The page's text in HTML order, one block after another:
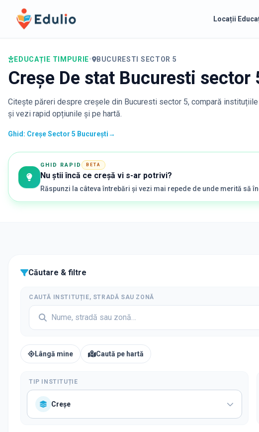
Edulio
Locații
EDUCAȚIE TIMPURIE• BUCURESTI SECTOR 5
Creșe De stat Bucuresti sector
Citește păreri despre creșele din Bucuresti sector 5, compară
și vezi rapid opțiunile și pe hartă.
Ghid: Creșe Sector 5 București→
GHID RAPID BETA
Nu știi încă ce creșă vi s-ar potrivi?
Răspunzi la câteva întrebări și vezi mai repede de unde merită să
Căutare & filtre
CAUTĂ INSTITUȚIE, STRADĂ SAU ZONĂ
Lângă mine Caută pe hartă
TIP INSTITUȚIE
Creșe